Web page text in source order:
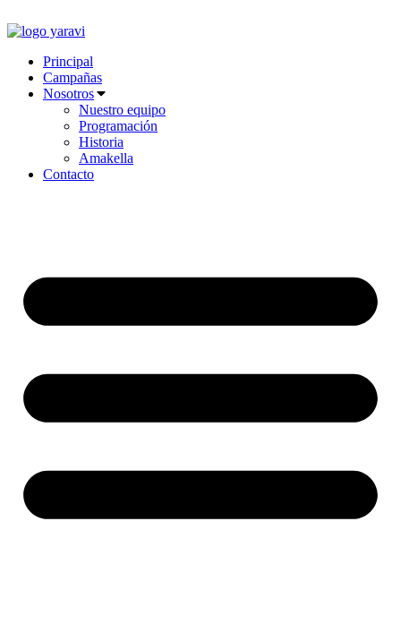
al
Principal
Campañas
Nosotros
Nuestro equipo
Programación
Historia
Amakella
Contacto